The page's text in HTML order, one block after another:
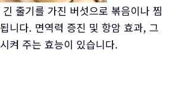
줄기를 가진 버섯으로 볶음이나 찜
니다. 면역력 증진 및 항암 효과, 그
켜 주는 효능이 있습니다.